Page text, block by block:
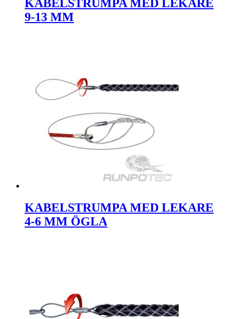
KABELSTRUMPA MED LEKARE
9-13 MM
KABELSTRUMPA MED LEKARE
4-6 MM ÖGLA